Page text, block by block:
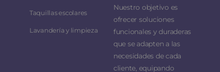
Taquillas escolares
Lavandería y limpieza
Nuestro objetivo es
ofrecer soluciones
funcionales y duraderas
que se adapten a las
necesidades de cada
cliente, equipando